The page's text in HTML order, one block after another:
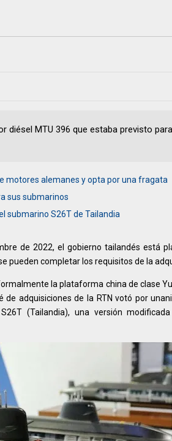
diésel MTU 396 que estaba previsto para
motores alemanes y opta por una fragata
sus submarinos
submarino S26T de Tailandia
de 2022, el gobierno tailandés está
pueden completar los requisitos de la
la plataforma china de clase
adquisiciones de la RTN votó por
(Tailandia), una versión